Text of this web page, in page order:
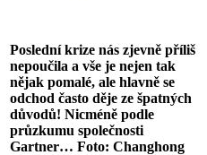
Poslední krize nás zjevně příliš
nepoučila a vše je nejen tak
nějak pomalé, ale hlavně se
odchod často děje ze špatných
důvodů! Nicméně podle
průzkumu společnosti
Gartner… Foto: Changhong